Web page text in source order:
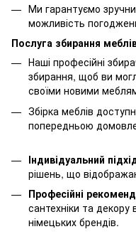
Ми гарантуємо
можливість
Послуга збирання
Наші професійні
збирання, щоб ви
своїми новими
Збірка меблів
попередньою
Індивідуальний
рішень, що
Професійні
сантехніки та декору
німецьких брендів.